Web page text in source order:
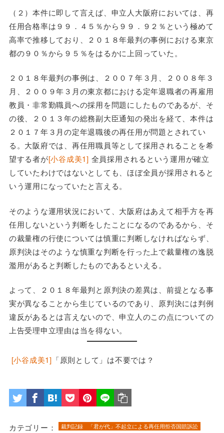
（２）本件に即して言えば、申立人大阪府においては、再
任用合格率は９９．４５％から９９．９２％という極めて
高率で推移しており、２０１８年最判の事例における東京
都の９０％から９５％をはるかに上回っていた。
２０１８年最判の事例は、２００７年３月、２００８年３
月、２００９年３月の東京都における定年退職者の再雇用
教員・非常勤職員への採用を問題にしたものであるが、そ
の後、２０１３年の総務副大臣通知の発出を経て、本件は
２０１７年３月の定年退職後の再任用が問題とされてい
る。大阪府では、再任用職員等として採用されることを希
望する者が[小谷成美1] 全員採用されるという運用が確立
していたわけではないとしても、ほぼ全員が採用されると
いう運用になっていたと言える。
そのような運用状況において、大阪府はあえて相手方を再
任用しないという判断をしたことになるのであるから、そ
の裁量権の行使については慎重に判断しなければならず、
原判決はそのような慎重な判断を行った上で裁量権の逸脱
濫用があると判断したものであるといえる。
よって、２０１８年最判と原判決の差異は、前提となる事
実が異なることから生じているのであり、原判決には判例
違反があるとは言えないので、申立人のこの点についての
上告受理申立理由は当を得ない。
[小谷成美1] 「原則として」は不要では？
カテゴリー： 裁判記録 「君が代」不起立による再任用拒否国賠訴訟